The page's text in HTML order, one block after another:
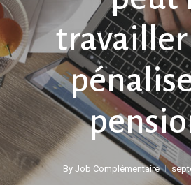
travailler
By Job Complémentaire